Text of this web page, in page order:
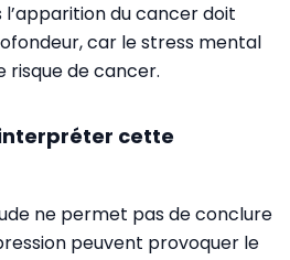
du cancer doit
car le stress mental
de cancer.
cette
ne permet pas de conclure
peuvent provoquer le